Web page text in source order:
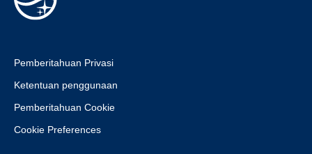
Pemberitahuan Privasi
Ketentuan penggunaan
Pemberitahuan Cookie
Cookie Preferences